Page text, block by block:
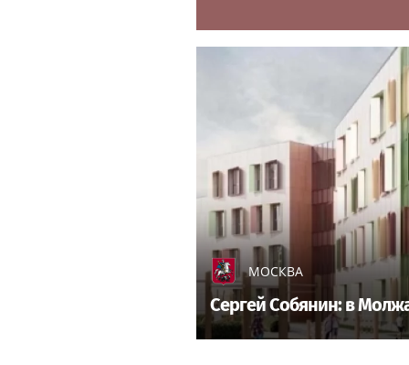
МОСКВА
Сергей Собянин: в